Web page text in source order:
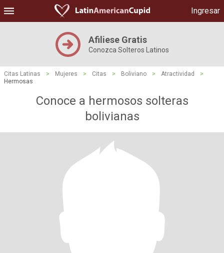
Ingresar
Afiliese Gratis
Conozca Solteros Latinos
Citas Latinas > Mujeres > Citas > Boliviano > Atractividad
>
Hermosas
Conoce a hermosos solteras
bolivianas